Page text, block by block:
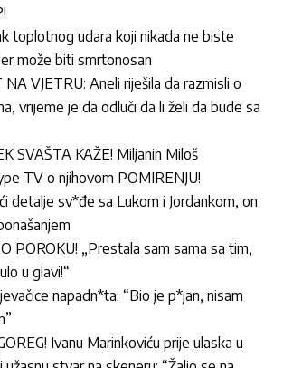
toplotnog udara koji nikada ne biste
može biti smrtonosan
VJETRU: Aneli riješila da razmisli o
vrijeme je da odluči da li želi da bude sa
SVAŠTA KAŽE! Miljanin Miloš
TV o njihovom POMIRENJU!
detalje sv*đe sa Lukom i Jordankom, on
POROKU! „Prestala sam sama sa tim,
u glavi!“
napadn*ta: “Bio je p*jan, nisam
Ivanu Marinkoviću prije ulaska u